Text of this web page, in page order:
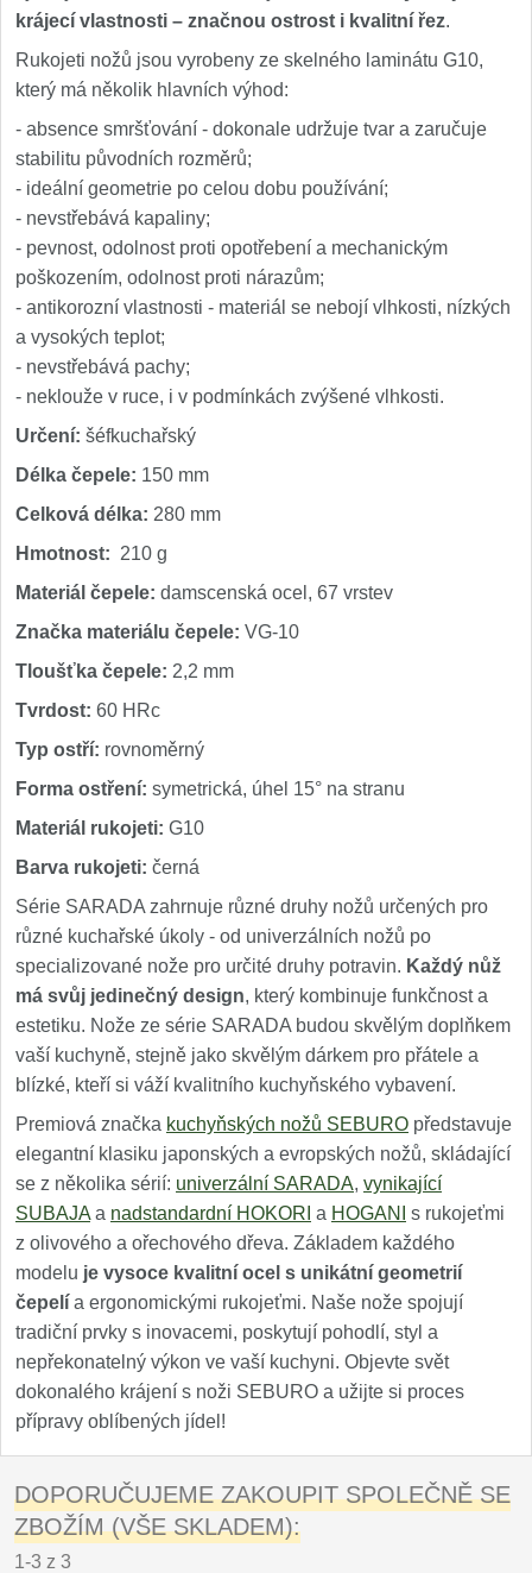
krájecí vlastnosti – značnou ostrost i kvalitní řez.
Rukojeti nožů jsou vyrobeny ze skelného laminátu G10,
který má několik hlavních výhod:
- absence smršťování - dokonale udržuje tvar a zaručuje
stabilitu původních rozměrů;
- ideální geometrie po celou dobu používání;
- nevstřebává kapaliny;
- pevnost, odolnost proti opotřebení a mechanickým
poškozením, odolnost proti nárazům;
- antikorozní vlastnosti - materiál se nebojí vlhkosti, nízkých
a vysokých teplot;
- nevstřebává pachy;
- neklouže v ruce, i v podmínkách zvýšené vlhkosti.
Určení: šéfkuchařský
Délka čepele: 150 mm
Celková délka: 280 mm
Hmotnost: 210 g
Materiál čepele: damscenská ocel, 67 vrstev
Značka materiálu čepele: VG-10
Tloušťka čepele: 2,2 mm
Tvrdost: 60 HRc
Typ ostří: rovnoměrný
Forma ostření: symetrická, úhel 15° na stranu
Materiál rukojeti: G10
Barva rukojeti: černá
Série SARADA zahrnuje různé druhy nožů určených pro
různé kuchařské úkoly - od univerzálních nožů po
specializované nože pro určité druhy potravin. Každý nůž
má svůj jedinečný design, který kombinuje funkčnost a
estetiku. Nože ze série SARADA budou skvělým doplňkem
vaší kuchyně, stejně jako skvělým dárkem pro přátele a
blízké, kteří si váží kvalitního kuchyňského vybavení.
Premiová značka kuchyňských nožů SEBURO představuje
elegantní klasiku japonských a evropských nožů, skládající
se z několika sérií: univerzální SARADA, vynikající
SUBAJA a nadstandardní HOKORI a HOGANI
s rukojeťmi
z olivového a ořechového dřeva. Základem každého
modelu je vysoce kvalitní ocel s unikátní geometrií
čepelí a ergonomickými rukojeťmi. Naše nože spojují
tradiční prvky s inovacemi, poskytují pohodlí, styl a
nepřekonatelný výkon ve vaší kuchyni. Objevte svět
dokonalého krájení s noži SEBURO a užijte si proces
přípravy oblíbených jídel!
DOPORUČUJEME ZAKOUPIT SPOLEČNĚ SE
ZBOŽÍM (VŠE SKLADEM):
1-3 z 3